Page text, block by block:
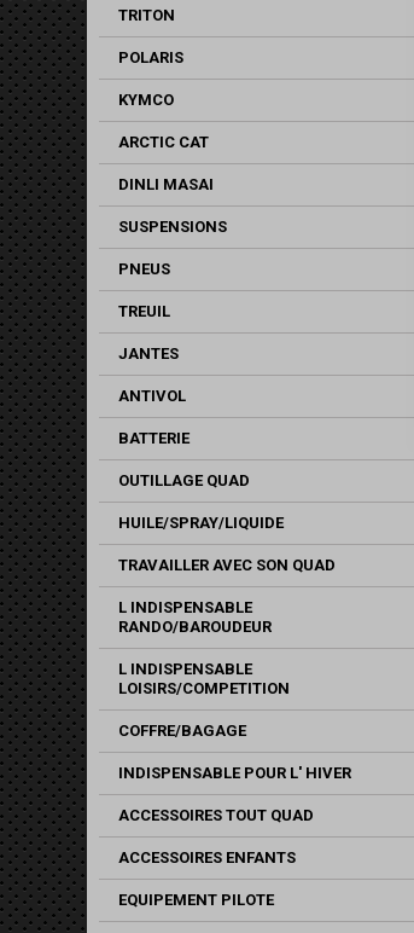
TRITON
POLARIS
KYMCO
ARCTIC CAT
DINLI MASAI
SUSPENSIONS
PNEUS
TREUIL
JANTES
ANTIVOL
BATTERIE
OUTILLAGE QUAD
HUILE/SPRAY/LIQUIDE
TRAVAILLER AVEC SON QUAD
L INDISPENSABLE
RANDO/BAROUDEUR
L INDISPENSABLE
LOISIRS/COMPETITION
COFFRE/BAGAGE
INDISPENSABLE POUR L' HIVER
ACCESSOIRES TOUT QUAD
ACCESSOIRES ENFANTS
EQUIPEMENT PILOTE